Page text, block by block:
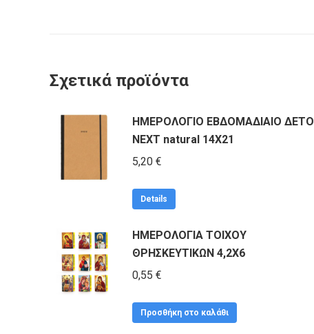
Σχετικά προϊόντα
ΗΜΕΡΟΛΟΓΙΟ ΕΒΔΟΜΑΔΙΑΙΟ ΔΕΤΟ
NEXT natural 14X21
5,20 €
Details
προϊόν
έχει
Οι
ΗΜΕΡΟΛΟΓΙΑ ΤΟΙΧΟΥ
ΘΡΗΣΚΕΥΤΙΚΩΝ 4,2Χ6
0,55 €
Προσθήκη στο καλάθι